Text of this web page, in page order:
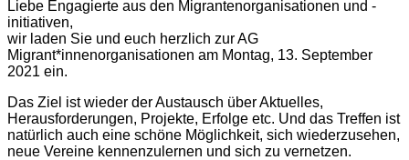
Liebe Engagierte aus den Migrantenorganisationen und -
initiativen,
wir laden Sie und euch herzlich zur AG
Migrant*innenorganisationen am Montag, 13. September
2021 ein.
Das Ziel ist wieder der Austausch über Aktuelles,
Herausforderungen, Projekte, Erfolge etc. Und das Treffen ist
natürlich auch eine schöne Möglichkeit, sich wiederzusehen,
neue Vereine kennenzulernen und sich zu vernetzen.